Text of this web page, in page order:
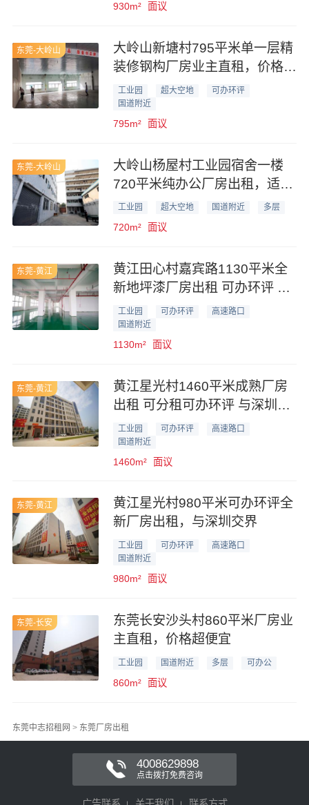
930m² 面议
东莞-大岭山
大岭山新塘村795平米单一层精
装修钢构厂房业主直租，价格优
惠
工业园 超大空地
可办环评
国道附近
795m² 面议
东莞-大岭山
大岭山杨屋村工业园宿舍一楼
720平米纯办公厂房出租，适合
电商办公行业
工业园 超大空地 国道附近 多层
720m² 面议
东莞-黄江
黄江田心村嘉宾路1130平米全
新地坪漆厂房出租 可办环评 写
字楼外观
工业园 可办环评
高速路口
国道附近
1130m² 面议
东莞-黄江
黄江星光村1460平米成熟厂房
出租 可分租可办环评 与深圳交
界
工业园 可办环评
高速路口
国道附近
1460m² 面议
东莞-黄江
黄江星光村980平米可办环评全
新厂房出租，与深圳交界
工业园 可办环评
高速路口
国道附近
980m² 面议
东莞-长安
东莞长安沙头村860平米厂房业
主直租，价格超便宜
工业园 国道附近 多层 可办公
860m² 面议
东莞中志招租网 > 东莞厂房出租
4008629898
点击拨打免费咨询